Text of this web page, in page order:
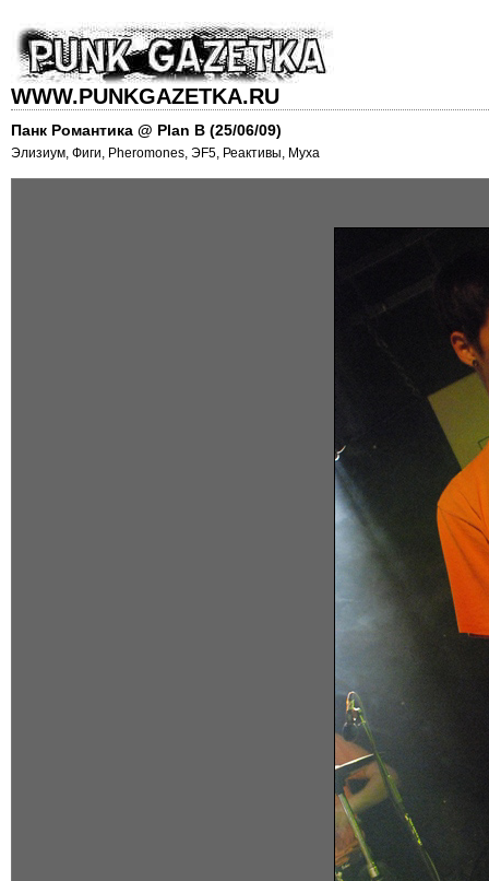
WWW.PUNKGAZETKA.RU
Панк Романтика @ Plan B (25/06/09)
Элизиум, Фиги, Pheromones, ЭF5, Реактивы, Муха